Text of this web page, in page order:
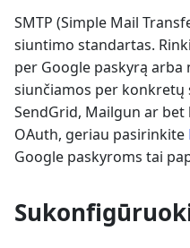
SMTP (Simple Mail
siuntimo standartas.
per Google paskyrą
siunčiamos per konkretų
SendGrid, Mailgun ar
OAuth, geriau pasirinkite
Google paskyroms tai